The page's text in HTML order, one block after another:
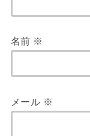
名前 ※
メール ※